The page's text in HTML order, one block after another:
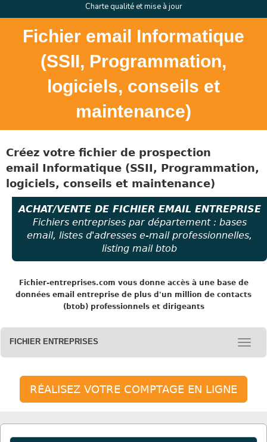
Charte qualité et mise à jour
Fichier email Informatique
(SSII, Programmation,
logiciels, conseils et
maintenance)
Créez votre fichier de prospection
email Informatique (SSII, Programmation,
logiciels, conseils et maintenance)
ACHAT/VENTE DE FICHIER EMAIL ENTREPRISE
Fichiers entreprises par département : bases
email, listes d'adresses e-mail professionnelles,
listing mail btob
Fichier-entreprises.com vous donne accès à une base de
données email entreprise de plus d'un million de contacts
(btob) professionnels et dirigeants
FICHIER ENTREPRISES
RÉALISEZ VOTRE COMPTAGE EN LIGNE